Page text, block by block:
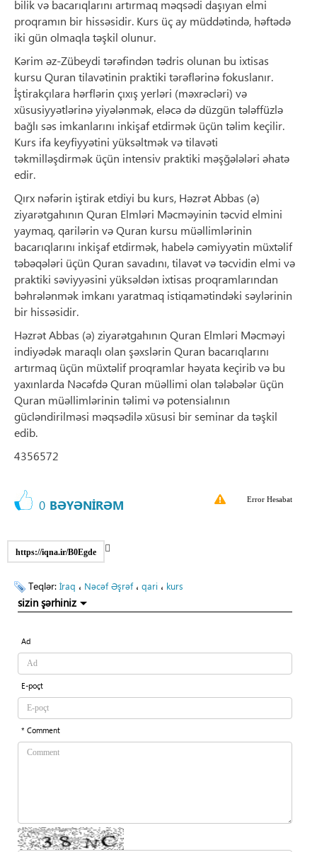
bilik və bacarıqlarını artırmaq məqsədi daşıyan elmi
proqramın bir hissəsidir. Kurs üç ay müddətində, həftədə
iki gün olmaqla təşkil olunur.
Kərim əz-Zübeydi tərəfindən tədris olunan bu ixtisas
kursu Quran tilavətinin praktiki tərəflərinə fokuslanır.
İştirakçılara hərflərin çıxış yerləri (məxrəcləri) və
xüsusiyyətlərinə yiyələnmək, eləcə də düzgün tələffüzlə
bağlı səs imkanlarını inkişaf etdirmək üçün təlim keçilir.
Kurs ifa keyfiyyətini yüksəltmək və tilavəti
təkmilləşdirmək üçün intensiv praktiki məşğələləri əhatə
edir.
Qırx nəfərin iştirak etdiyi bu kurs, Həzrət Abbas (ə)
ziyarətgahının Quran Elmləri Məcməyinin təcvid elmini
yaymaq, qarilərin və Quran kursu müəllimlərinin
bacarıqlarını inkişaf etdirmək, habelə cəmiyyətin müxtəlif
təbəqələri üçün Quran savadını, tilavət və təcvidin elmi və
praktiki səviyyəsini yüksəldən ixtisas proqramlarından
bəhrələnmək imkanı yaratmaq istiqamətindəki səylərinin
bir hissəsidir.
Həzrət Abbas (ə) ziyarətgahının Quran Elmləri Məcməyi
indiyədək maraqlı olan şəxslərin Quran bacarıqlarını
artırmaq üçün müxtəlif proqramlar həyata keçirib və bu
yaxınlarda Nəcəfdə Quran müəllimi olan tələbələr üçün
Quran müəllimlərinin təlimi və potensialının
gücləndirilməsi məqsədilə xüsusi bir seminar da təşkil
edib.
4356572
0 BƏYƏNİRƏM Error Hesabat
https://iqna.ir/B0Egde
Teqlər: İraq ، Nəcəf Əşrəf، qari ، kurs
sizin şərhiniz
Ad
E-poçt
* Comment